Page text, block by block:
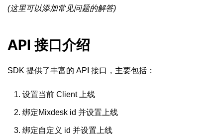
(这里可以添加常见问题的解答)
API 接口介绍
SDK 提供了丰富的 API 接口，主要包括：
设置当前 Client 上线
绑定Mixdesk id 并设置上线
绑定自定义 id 并设置上线